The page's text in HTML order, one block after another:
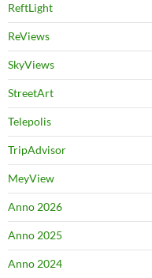
ReftLight
ReViews
SkyViews
StreetArt
Telepolis
TripAdvisor
MeyView
Anno 2026
Anno 2025
Anno 2024